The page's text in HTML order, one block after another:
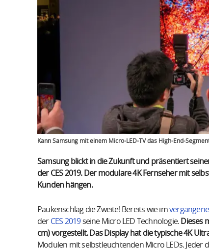
Kann Samsung mit einem Micro-LED-TV das High-End-
Samsung blickt in die Zukunft und präsentiert
der CES 2019. Der modulare 4K Fernseher mit
Kunden hängen.
Paukenschlag die Zweite! Bereits wie im
der CES 2019seine Micro LED Technologie. Dieses
cm) vorgestellt. Das Display hat die typische 4K
Modulen mit selbstleuchtenden Micro LEDs. Jeder